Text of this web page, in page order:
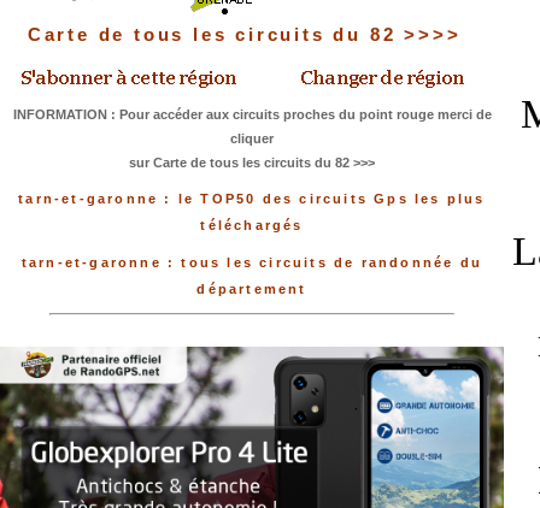
Carte de tous les circuits du 82 >>>>
INFORMATION : Pour accéder aux circuits proches du point rouge merci de
cliquer
sur Carte de tous les circuits du 82 >>>
tarn-et-garonne : le TOP50 des circuits Gps les plus
téléchargés
tarn-et-garonne : tous les circuits de randonnée du
département